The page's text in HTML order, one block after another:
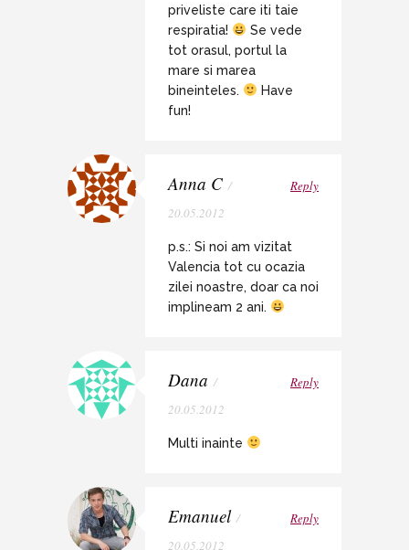
priveliste care iti taie
respiratia!
Se vede
tot orasul, portul la
mare si marea
bineinteles.
Have
fun!
Anna C /
20.05.2012
Reply
p.s.: Si noi am vizitat
Valencia tot cu ocazia
zilei noastre, doar ca noi
implineam 2 ani.
Dana /
20.05.2012
Reply
Multi inainte
Emanuel /
20.05.2012
Reply